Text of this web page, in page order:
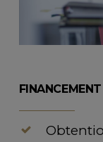
FINANCEMENT